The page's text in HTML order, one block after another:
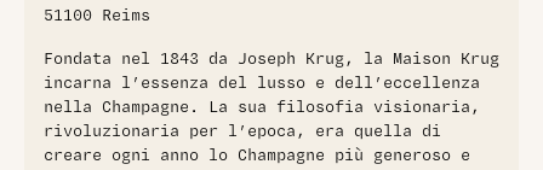
provenienti da prestigiosi vigneti come Aÿ, Bouzy e
Krug, si presenta con un colore dorato intenso e brillante,
offrendo aromi complessi di miele, liquirizia, mentolo,
agrumi e frutta candita
51100 Reims
Fondata nel 1843 da Joseph Krug, la Maison Krug
incarna l’essenza del lusso e dell’eccellenza
nella Champagne. La sua filosofia visionaria,
rivoluzionaria per l’epoca, era quella di
creare ogni anno lo Champagne più generoso e